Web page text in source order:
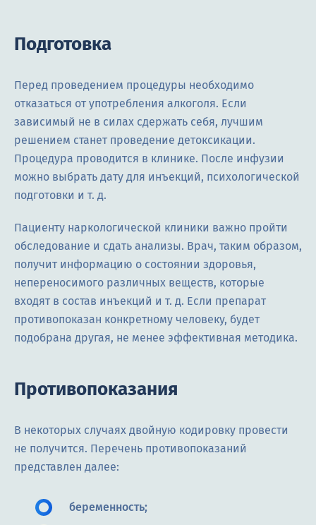
Подготовка
Перед проведением процедуры необходимо
отказаться от употребления алкоголя. Если
зависимый не в силах сдержать себя, лучшим
решением станет проведение детоксикации.
Процедура проводится в клинике. После инфузии
можно выбрать дату для инъекций, психологической
подготовки и т. д.
Пациенту наркологической клиники важно пройти
обследование и сдать анализы. Врач, таким образом,
получит информацию о состоянии здоровья,
непереносимого различных веществ, которые
входят в состав инъекций и т. д. Если препарат
противопоказан конкретному человеку, будет
подобрана другая, не менее эффективная методика.
Противопоказания
В некоторых случаях двойную кодировку провести
не получится. Перечень противопоказаний
представлен далее:
беременность;